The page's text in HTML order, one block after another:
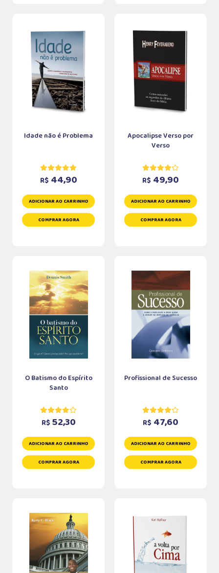
Idade não é Problema
R$ 44,90
ADICIONAR AO CARRINHO
COMPRAR AGORA
Apocalipse Verso por
Verso
R$ 49,90
ADICIONAR AO CARRINHO
COMPRAR AGORA
O Batismo do Espírito
Santo
R$ 52,30
ADICIONAR AO CARRINHO
COMPRAR AGORA
Profissional de Sucesso
R$ 47,60
ADICIONAR AO CARRINHO
COMPRAR AGORA